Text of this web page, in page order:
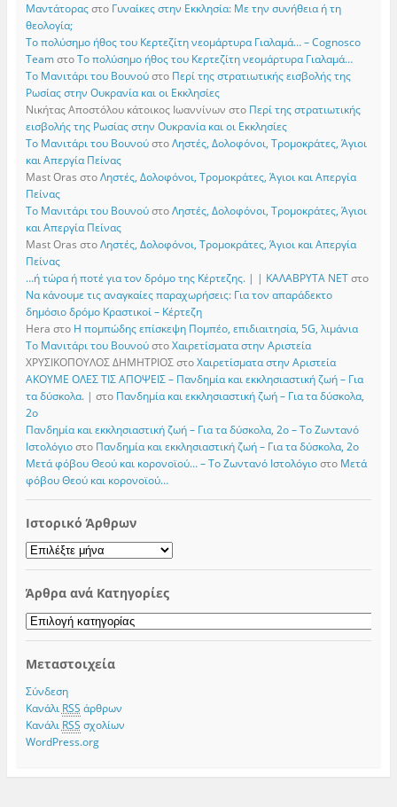
Μαντάτοραςστο Γυναίκες στην Εκκλησία: Με την συνήθεια ή τη
θεολογία;
Το πολύσημο ήθος του Κερτεζίτη νεομάρτυρα Γιαλαμά… – Cognosco
TeamστοΤο πολύσημο ήθος του Κερτεζίτη νεομάρτυρα Γιαλαμά…
Το Μανιτάρι του Βουνούστο Περί της στρατιωτικής εισβολής της
Ρωσίας στην Ουκρανία και οι Εκκλησίες
Νικήτας Αποστόλου κάτοικος Ιωαννίνων στο Περί της στρατιωτικής
εισβολής της Ρωσίας στην Ουκρανία και οι Εκκλησίες
Το Μανιτάρι του ΒουνούστοΛηστές, Δολοφόνοι, Τρομοκράτες, Άγιοι
και Απεργία Πείνας
Mast Oras στοΛηστές, Δολοφόνοι, Τρομοκράτες, Άγιοι και Απεργία
Πείνας
Το Μανιτάρι του ΒουνούστοΛηστές, Δολοφόνοι, Τρομοκράτες, Άγιοι
και Απεργία Πείνας
Mast Oras στοΛηστές, Δολοφόνοι, Τρομοκράτες, Άγιοι και Απεργία
Πείνας
…ή τώρα ή ποτέ για τον δρόμο της Κέρτεζης. | | ΚΑΛΑΒΡΥΤΑ ΝΕΤστο
Να κάνουμε τις αναγκαίες παραχωρήσεις: Για τον απαράδεκτο
δημόσιο δρόμο Κραστικοί – Κέρτεζη
Hera στο Η πομπώδης επίσκεψη Πομπέο, επιδιαιτησία, 5G, λιμάνια
Το Μανιτάρι του ΒουνούστοΧαιρετίσματα στην Αριστεία
ΧΡΥΣΙΚΟΠΟΥΛΟΣ ΔΗΜΗΤΡΙΟΣστοΧαιρετίσματα στην Αριστεία
ΑΚΟΥΜΕ ΟΛΕΣ ΤΙΣ ΑΠΟΨΕΙΣ – Πανδημία και εκκλησιαστική ζωή – Για
τα δύσκολα. | στο Πανδημία και εκκλησιαστική ζωή – Για τα δύσκολα,
2ο
Πανδημία και εκκλησιαστική ζωή – Για τα δύσκολα, 2ο – Το Zωντανό
Iστολόγιοστο Πανδημία και εκκλησιαστική ζωή – Για τα δύσκολα, 2ο
Μετά φόβου Θεού και κορονοϊού… – Το Zωντανό Iστολόγιοστο Μετά
φόβου Θεού και κορονοϊού…
Ιστορικό Άρθρων
Ιστορικό
Άρθρων
Άρθρα ανά Κατηγορίες
Άρθρα
ανά
Μεταστοιχεία
Σύνδεση
Κανάλι RSS άρθρων
Κανάλι RSS σχολίων
WordPress.org